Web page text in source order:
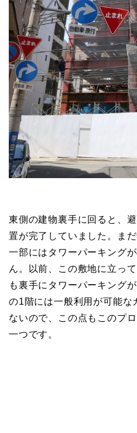
東側の建物裏手に回ると、
置が完了していました。ま
一部にはタワーパーキング
ん。以前、この敷地に立っ
も裏手にタワーパーキング
の1階には一般利用が可能な
ないので、この点もこのプ
一つです。